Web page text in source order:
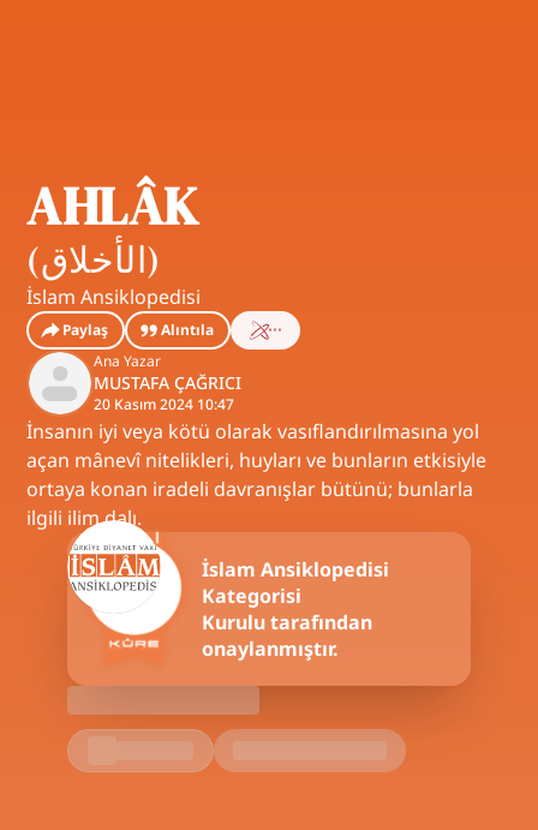
AHLÂK
(الأخلاق)
İslam Ansiklopedisi
Paylaş
Alıntıla
Ana Yazar
MUSTAFA ÇAĞRICI
20 Kasım 2024 10:47
İnsanın iyi veya kötü olarak vasıflandırılmasına yol
açan mânevî nitelikleri, huyları ve bunların etkisiyle
ortaya konan iradeli davranışlar bütünü; bunlarla
ilgili ilim dalı.
İslam Ansiklopedisi
Kategorisi
Kurulu tarafından
onaylanmıştır.